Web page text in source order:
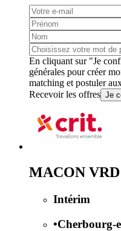
En cliquant sur "Je
générales pour créer
matching et postuler
Recevoir les offres Je
MACON VRD
Intérim
•Cherbourg-